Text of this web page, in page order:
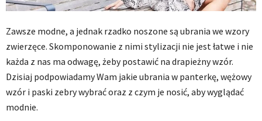
Zawsze modne, a jednak rzadko noszone są ubrania we wzory
zwierzęce. Skomponowanie z nimi stylizacji nie jest łatwe i nie
każda z nas ma odwagę, żeby postawić na drapieżny wzór.
Dzisiaj podpowiadamy Wam jakie ubrania w panterkę, wężowy
wzór i paski zebry wybrać oraz z czym je nosić, aby wyglądać
modnie.